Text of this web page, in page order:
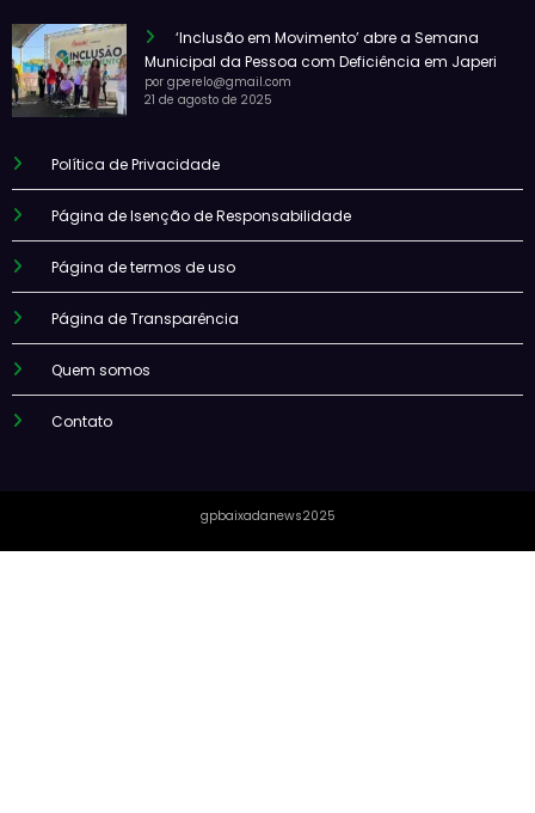
‘Inclusão em Movimento’ abre a Semana
Municipal da Pessoa com Deficiência em Japeri
por gperelo@gmail.com
21 de agosto de 2025
Política de Privacidade
Página de Isenção de Responsabilidade
Página de termos de uso
Página de Transparência
Quem somos
Contato
gpbaixadanews2025